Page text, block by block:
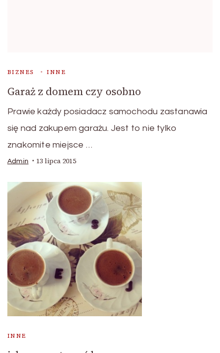
BIZNES INNE
Garaż z domem czy osobno
Prawie każdy posiadacz samochodu zastanawia
się nad zakupem garażu. Jest to nie tylko
znakomite miejsce …
Admin 13 lipca 2015
INNE